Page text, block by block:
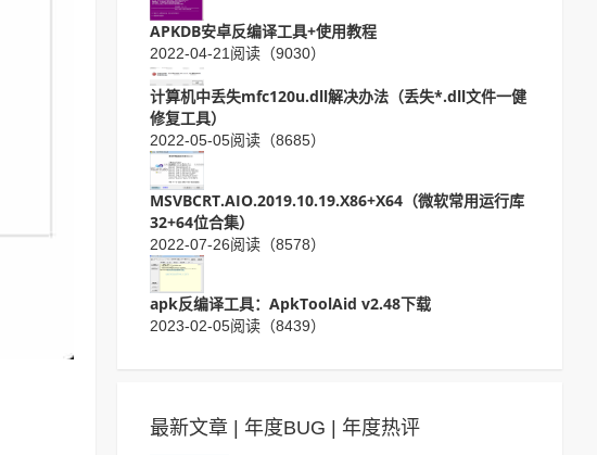
APKDB安卓反编译工具+使用教程
2022-04-21 阅读（9030）
计算机中丢失mfc120u.dll解决办法（丢失*.dll文件一健
修复工具）
2022-05-05阅读（8685）
MSVBCRT.AIO.2019.10.19.X86+X64（微软常用运行库
32+64位合集）
2022-07-26阅读（8578）
apk反编译工具：ApkToolAid v2.48下载
2023-02-05阅读（8439）
最新文章 | 年度BUG | 年度热评